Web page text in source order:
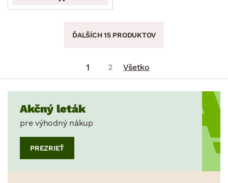
ĎALŠÍCH 15 PRODUKTOV
1 2 Všetko
Akčný leták
pre výhodný nákup
PREZRIEŤ